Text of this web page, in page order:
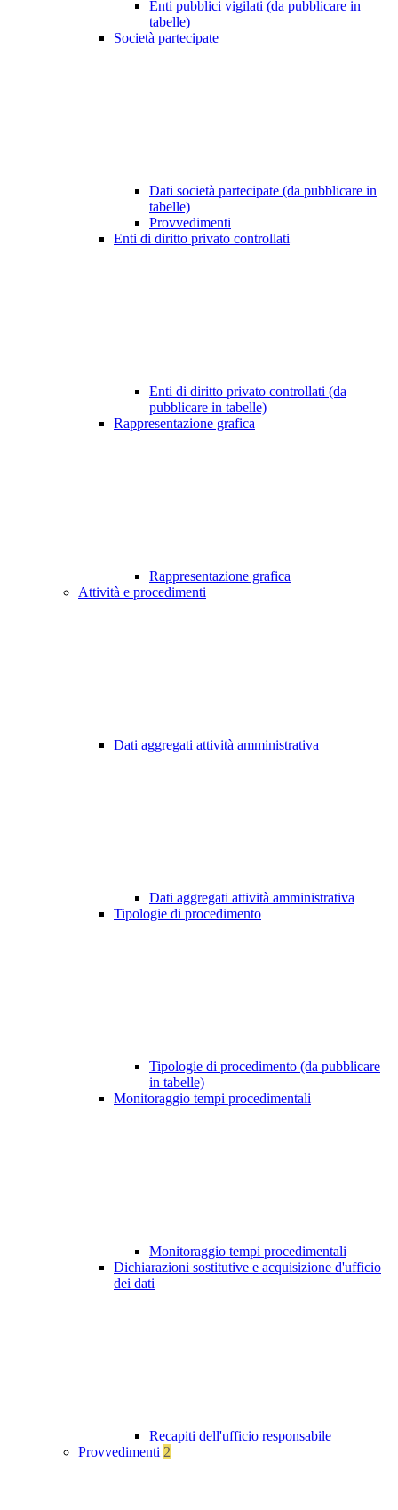
Enti pubblici vigilati (da pubblicare in
tabelle)
Società partecipate
Dati società partecipate (da pubblicare in
tabelle)
Provvedimenti
Enti di diritto privato controllati
Enti di diritto privato controllati (da
pubblicare in tabelle)
Rappresentazione grafica
Rappresentazione grafica
Attività e procedimenti
Dati aggregati attività amministrativa
Dati aggregati attività amministrativa
Tipologie di procedimento
Tipologie di procedimento (da pubblicare
in tabelle)
Monitoraggio tempi procedimentali
Monitoraggio tempi procedimentali
Dichiarazioni sostitutive e acquisizione d'ufficio
dei dati
Recapiti dell'ufficio responsabile
Provvedimenti 2